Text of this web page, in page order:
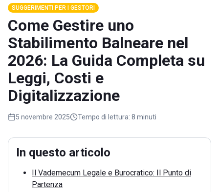
SUGGERIMENTI PER I GESTORI
Come Gestire uno
Stabilimento Balneare nel
2026: La Guida Completa su
Leggi, Costi e
Digitalizzazione
5 novembre 2025 Tempo di lettura: 8 minuti
In questo articolo
Il Vademecum Legale e Burocratico: Il Punto di
Partenza